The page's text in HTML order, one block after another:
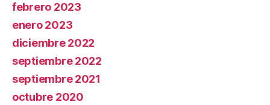
febrero 2023
enero 2023
diciembre 2022
septiembre 2022
septiembre 2021
octubre 2020